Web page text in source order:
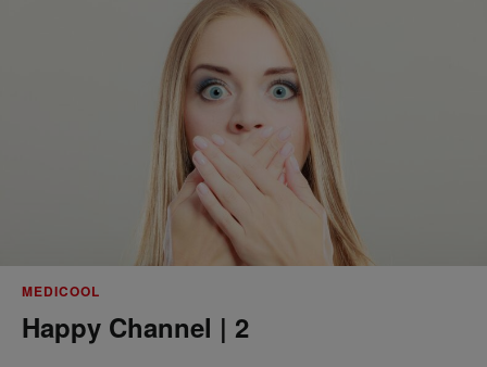
MEDICOOL
Happy Channel | 2